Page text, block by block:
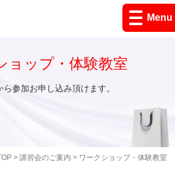
Menu
> 講習会のご案内 > ワークショップ・体験教室
ョップ・体験教室
ら参加お申し込み頂けます。